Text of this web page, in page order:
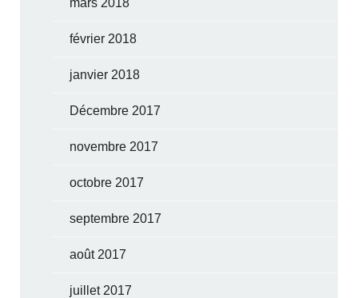
février 2018
janvier 2018
Décembre 2017
novembre 2017
octobre 2017
septembre 2017
août 2017
juillet 2017